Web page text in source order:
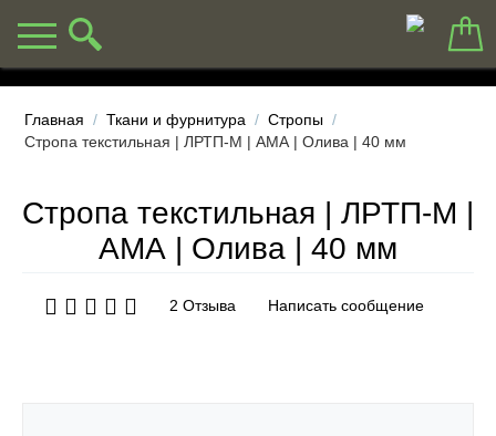
Главная / Ткани и фурнитура / Стропы /
Стропа текстильная | ЛРТП-М | АМА | Олива | 40 мм
Стропа текстильная | ЛРТП-М |
АМА | Олива | 40 мм
2 Отзыва Написать сообщение